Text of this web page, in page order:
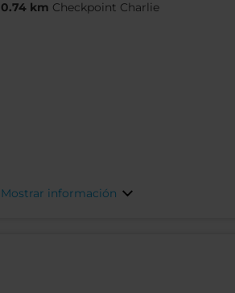
0.74 km Checkpoint Charlie
Mostrar información